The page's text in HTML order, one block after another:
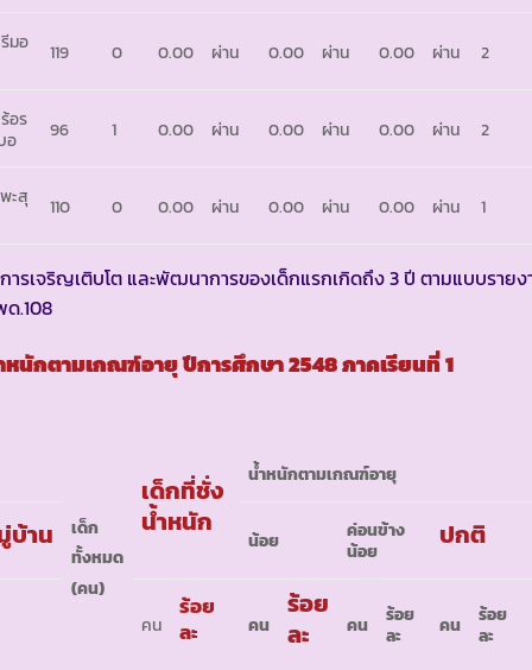
มอ 119 0 0.00 ผ่าน 0.00 ผ่าน 0.00 ผ่าน 2
อร
อ
96 1 0.00 ผ่าน 0.00 ผ่าน 0.00 ผ่าน 2
ะสุ 110 0 0.00 ผ่าน 0.00 ผ่าน 0.00 ผ่าน 1
ารเจริญเติบโต และพัฒนาการของเด็กแรกเกิดถึง 3 ปี ตามแบบรายง
.108
หนักตามเกณฑ์อายุ ปีการศึกษา2548 ภาคเรียนที่ 1
เด็ก
ทั้งหมด
(คน)
เด็กที่ชั่ง
น้ำหนัก
น้ำหนักตามเกณฑ์อายุ
บ้าน น้อย
ค่อนข้าง
น้อย
ปกติ
คน
ร้อย
ละ
คน
ร้อย
ละ
คน
ร้อย
ละ
คน
ร้อย
ละ